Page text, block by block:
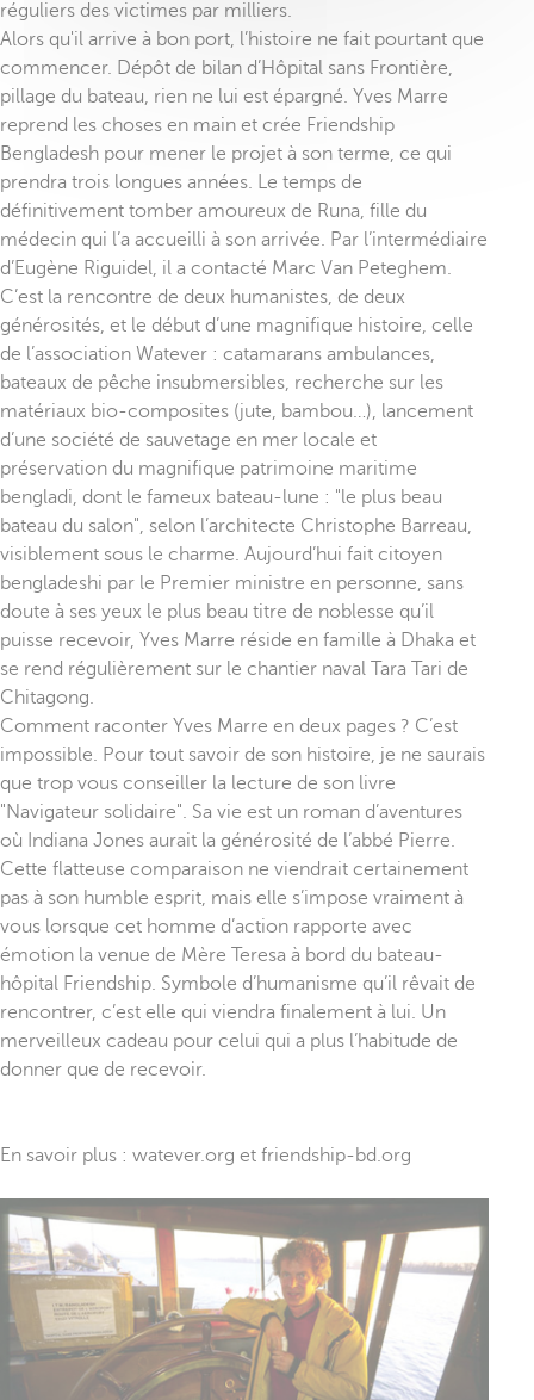
réguliers des victimes par milliers.
Alors qu'il arrive à bon port, l’histoire ne fait pourtant que
commencer. Dépôt de bilan d’Hôpital sans Frontière,
pillage du bateau, rien ne lui est épargné. Yves Marre
reprend les choses en main et crée Friendship
Bengladesh pour mener le projet à son terme, ce qui
prendra trois longues années. Le temps de
définitivement tomber amoureux de Runa, fille du
médecin qui l’a accueilli à son arrivée. Par l’intermédiaire
d’Eugène Riguidel, il a contacté Marc Van Peteghem.
C’est la rencontre de deux humanistes, de deux
générosités, et le début d’une magnifique histoire, celle
de l’association Watever : catamarans ambulances,
bateaux de pêche insubmersibles, recherche sur les
matériaux bio-composites (jute, bambou…), lancement
d’une société de sauvetage en mer locale et
préservation du magnifique patrimoine maritime
bengladi, dont le fameux bateau-lune : "le plus beau
bateau du salon", selon l’architecte Christophe Barreau,
visiblement sous le charme. Aujourd’hui fait citoyen
bengladeshi par le Premier ministre en personne, sans
doute à ses yeux le plus beau titre de noblesse qu’il
puisse recevoir, Yves Marre réside en famille à Dhaka et
se rend régulièrement sur le chantier naval Tara Tari de
Chitagong.
Comment raconter Yves Marre en deux pages ? C’est
impossible. Pour tout savoir de son histoire, je ne saurais
que trop vous conseiller la lecture de son livre
"Navigateur solidaire". Sa vie est un roman d’aventures
où Indiana Jones aurait la générosité de l’abbé Pierre.
Cette flatteuse comparaison ne viendrait certainement
pas à son humble esprit, mais elle s’impose vraiment à
vous lorsque cet homme d’action rapporte avec
émotion la venue de Mère Teresa à bord du bateau-
hôpital Friendship. Symbole d’humanisme qu’il rêvait de
rencontrer, c’est elle qui viendra finalement à lui. Un
merveilleux cadeau pour celui qui a plus l’habitude de
donner que de recevoir.
En savoir plus : watever.org et friendship-bd.org